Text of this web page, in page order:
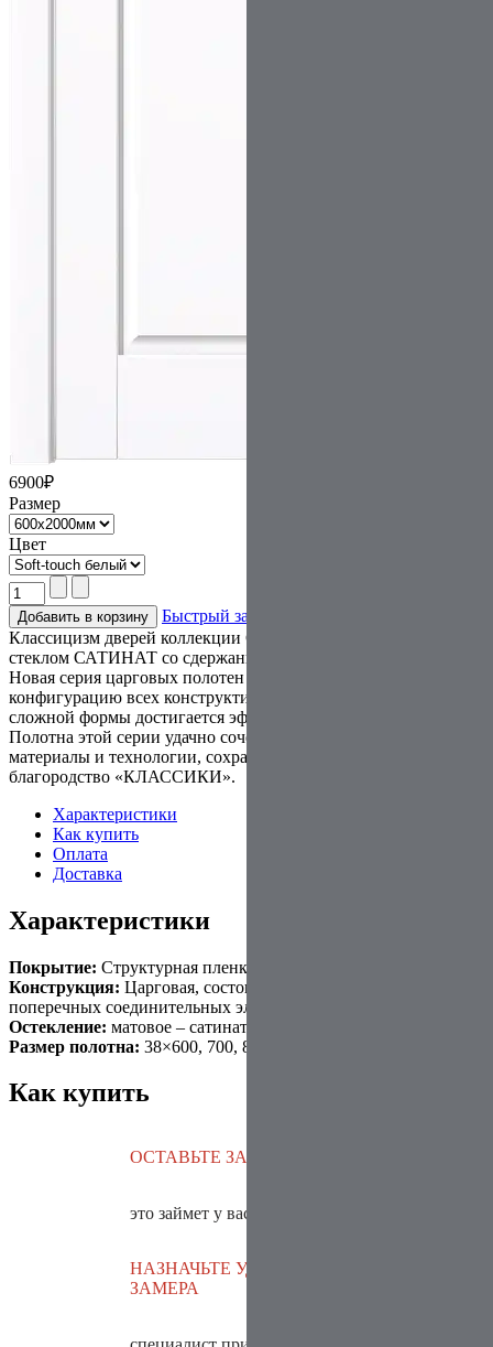
6900₽
Размер
Цвет
Быстрый заказ
Классицизм дверей коллекции СИМФОНИЯ подчеркивается
стеклом САТИНАТ со сдержанным смоляным рисунком.
Новая серия царговых полотен имеет более сложную
конфигурацию всех конструктивных элементов. С помощью
сложной формы достигается эффект «монолитности полотна».
Полотна этой серии удачно сочетают в себе современные
материалы и технологии, сохраняя добротность и
благородство «КЛАССИКИ».
Характеристики
Как купить
Оплата
Доставка
Характеристики
Покрытие: Структурная пленка ПВХ 3D
Конструкция: Царговая, состоит из двух стоевых деталей и
поперечных соединительных элементов различных сечений.
Остекление: матовое – сатинат
Размер полотна: 38×600, 700, 800, 900×2000мм
Как купить
ОСТАВЬТЕ ЗАЯВКУ
это займет у вас
НАЗНАЧЬТЕ УДОБНОЕ
ЗАМЕРА